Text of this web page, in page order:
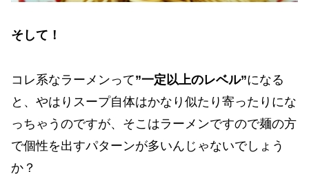
そして！
コレ系なラーメンって”一定以上のレベル”になる
と、やはりスープ自体はかなり似たり寄ったりにな
っちゃうのですが、そこはラーメンですので麺の方
で個性を出すパターンが多いんじゃないでしょう
か？